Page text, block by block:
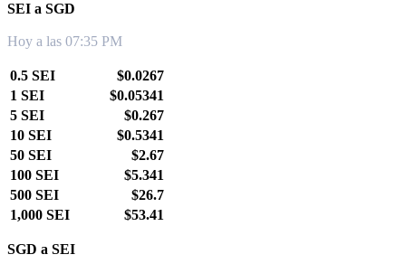
SEI a SGD
Hoy a las 07:35 PM
0.5 SEI
$0.0267
1 SEI
$0.05341
5 SEI
$0.267
10 SEI
$0.5341
50 SEI
$2.67
100 SEI
$5.341
500 SEI
$26.7
1,000 SEI
$53.41
SGD a SEI